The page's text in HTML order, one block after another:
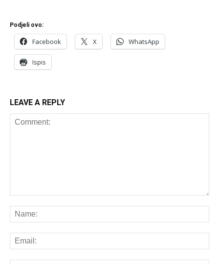
Podjeli ovo:
Facebook X WhatsApp
Ispis
LEAVE A REPLY